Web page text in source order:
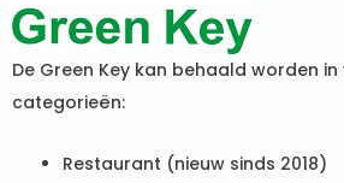
De Green Key kan behaald worden
categorieën:
Restaurant (nieuw sinds 2018)